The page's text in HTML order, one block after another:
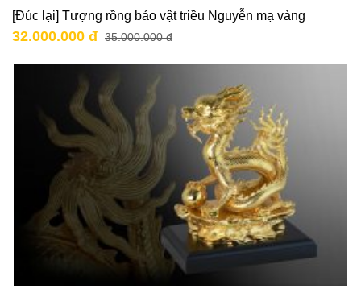
[Đúc lại] Tượng rồng bảo vật triều Nguyễn mạ vàng
32.000.000 đ 35.000.000 đ